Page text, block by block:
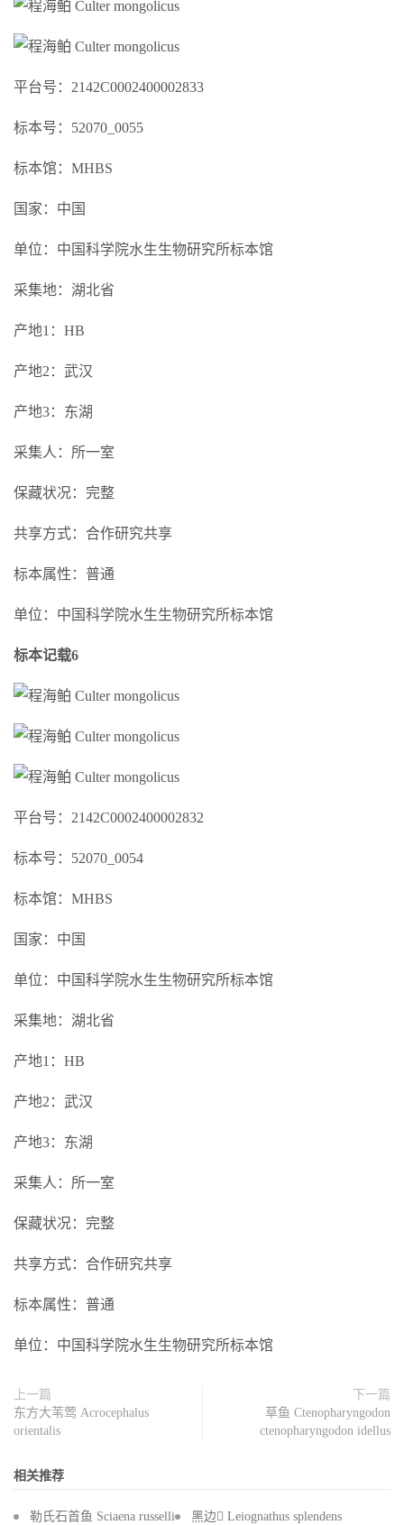
平台号：2142C0002400002833
标本号：52070_0055
标本馆：MHBS
国家：中国
单位：中国科学院水生生物研究所标本馆
采集地：湖北省
产地1：HB
产地2：武汉
产地3：东湖
采集人：所一室
保藏状况：完整
共享方式：合作研究共享
标本属性：普通
单位：中国科学院水生生物研究所标本馆
标本记载6
平台号：2142C0002400002832
标本号：52070_0054
标本馆：MHBS
国家：中国
单位：中国科学院水生生物研究所标本馆
采集地：湖北省
产地1：HB
产地2：武汉
产地3：东湖
采集人：所一室
保藏状况：完整
共享方式：合作研究共享
标本属性：普通
单位：中国科学院水生生物研究所标本馆
上一篇
东方大苇莺 Acrocephalus
orientalis
下一篇
草鱼 Ctenopharyngodon
ctenopharyngodon idellus
相关推荐
勒氏石首鱼 Sciaena russelli 黑边 Leiognathus splendens